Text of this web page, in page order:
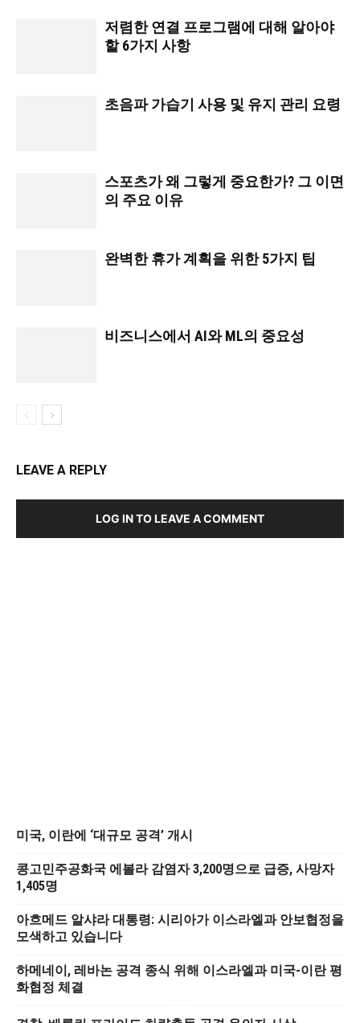
저렴한 연결 프로그램에 대해 알아야
할 6가지 사항
초음파 가습기 사용 및 유지 관리 요령
스포츠가 왜 그렇게 중요한가? 그 이면
의 주요 이유
완벽한 휴가 계획을 위한 5가지 팁
비즈니스에서 AI와 ML의 중요성
LEAVE A REPLY
LOG IN TO LEAVE A COMMENT
미국, 이란에 ‘대규모 공격’ 개시
콩고민주공화국 에볼라 감염자 3,200명으로 급증, 사망자
1,405명
아흐메드 알샤라 대통령: 시리아가 이스라엘과 안보협정을
모색하고 있습니다
하메네이, 레바논 공격 종식 위해 이스라엘과 미국-이란 평
화협정 체결